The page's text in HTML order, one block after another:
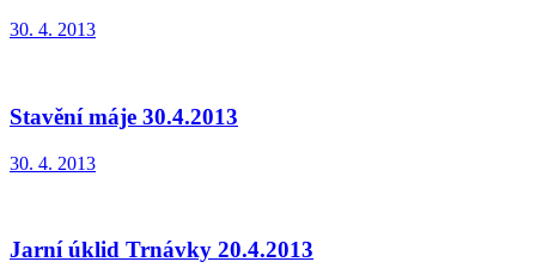
30. 4. 2013
Stavění máje 30.4.2013
30. 4. 2013
Jarní úklid Trnávky 20.4.2013